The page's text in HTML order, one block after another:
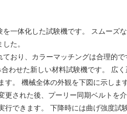
一体化した試験機です。 スムーズ
た。
おり、カラーマッチングは合理的で
わせた新しい材料試験機です。 広
。 機械全体の外観を下図に示します
された後、プーリー同期ベルト
できます。 下降時には曲げ強度試